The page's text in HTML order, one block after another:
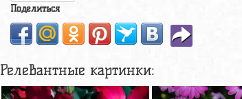
Поделиться
Релевантные картинки: